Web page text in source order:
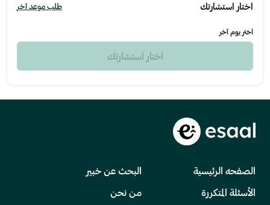
اختار استشارتك طلب موعد آخر
اختر يوم آخر
اختار استشارتك
الصفحه الرئيسية
البحث عن خبير
الأسئلة المتكررة
من نحن